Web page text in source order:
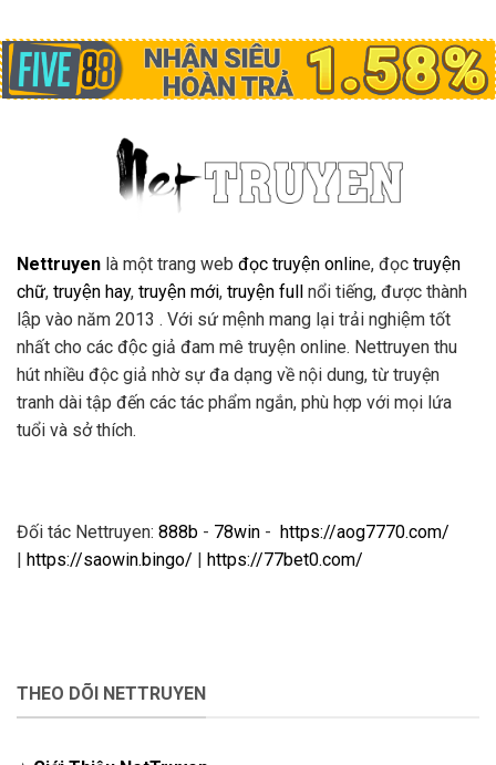
Nettruyen là một trang web đọc truyện online, đọc truyện
chữ, truyện hay, truyện mới, truyện full nổi tiếng, được thành
lập vào năm 2013 . Với sứ mệnh mang lại trải nghiệm tốt
nhất cho các độc giả đam mê truyện online. Nettruyen thu
hút nhiều độc giả nhờ sự đa dạng về nội dung, từ truyện
tranh dài tập đến các tác phẩm ngắn, phù hợp với mọi lứa
tuổi và sở thích.
Đối tác Nettruyen: 888b - 78win - https://aog7770.com/
| https://saowin.bingo/ | https://77bet0.com/
THEO DÕI NETTRUYEN